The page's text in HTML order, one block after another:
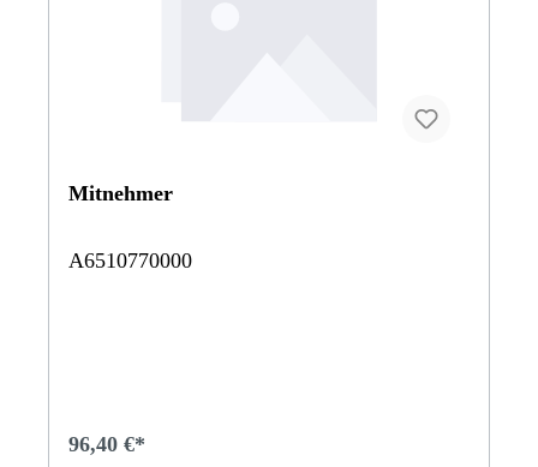
Mitnehmer
A6510770000
96,40 €*